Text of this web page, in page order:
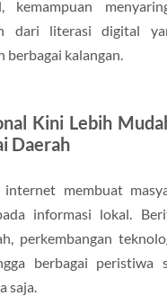
dari literasi digital
berbagai kalangan.
Kini Lebih
Daerah
internet membuat
informasi lokal.
perkembangan
berbagai peristiwa
saja.